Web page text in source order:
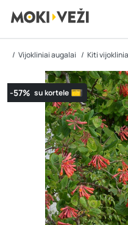
Vijokliniai augalai Kiti
-57% su kortele